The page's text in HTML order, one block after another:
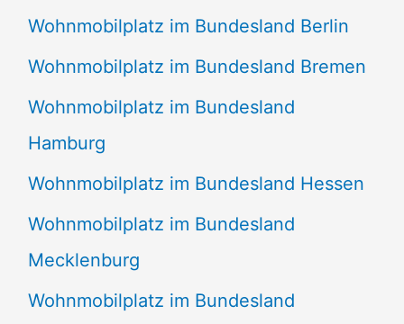
Wohnmobilplatz im Bundesland Berlin
Wohnmobilplatz im Bundesland Bremen
Wohnmobilplatz im Bundesland
Hamburg
Wohnmobilplatz im Bundesland Hessen
Wohnmobilplatz im Bundesland
Mecklenburg
Wohnmobilplatz im Bundesland